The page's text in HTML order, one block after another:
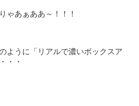
ゃあぁああ～！！！
ように「リアルで濃いボックスア
・・